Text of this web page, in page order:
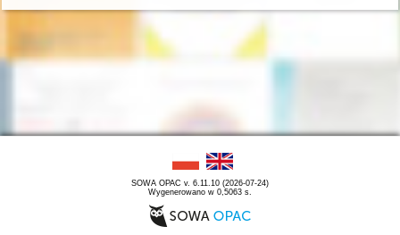
SOWA OPAC v. 6.11.10 (2026-07-24)
Wygenerowano w 0,5063 s.